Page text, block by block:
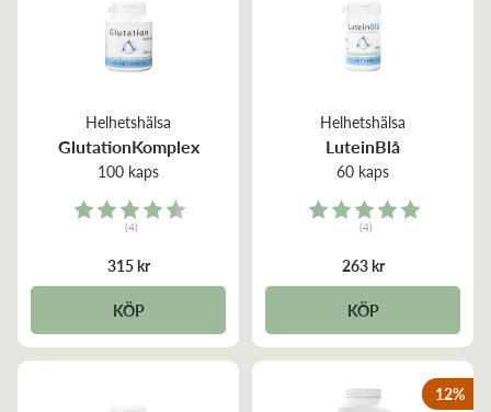
Helhetshälsa
GlutationKomplex
100 kaps
Rating:
(4)
315 kr
KÖP
Helhetshälsa
LuteinBlå
60 kaps
Rating:
(4)
263 kr
KÖP
12%